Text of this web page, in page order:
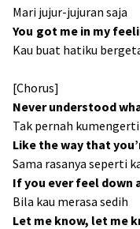
Mari jujur-jujuran saja
You got me in my
Kau buat hatiku
[Chorus]
Never understood
Tak pernah
Like the way that
Sama rasanya seperti
If you ever feel down
Bila kau merasa sedih
Let me know, let me